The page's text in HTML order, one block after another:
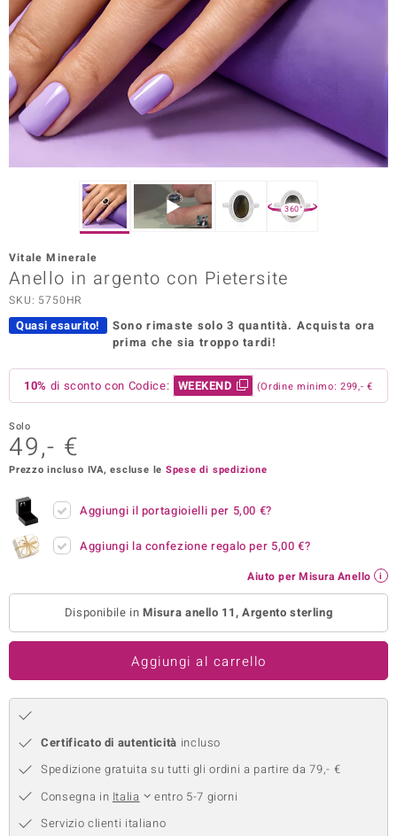
Designs
SELECTION
Paraíso
Collection
360°
Vitale Minerale
Anello in argento con Pietersite
SKU: 5750HR
Quasi esaurito! Sono rimaste solo 3 quantità. Acquista ora
prima che sia troppo tardi!
10% di sconto con Codice: WEEKEND (Ordine minimo: 299,- €
Solo
49,- €
Prezzo incluso IVA, escluse le Spese di spedizione
Aggiungi il portagioielli per 5,00 €?
Aggiungi la confezione regalo per 5,00 €?
Aiuto per Misura Anello
Disponibile inMisura anello 11, Argento sterling
Aggiungi al carrello
Certificato di autenticità incluso
Spedizione gratuita su tutti gli ordini a partire da 79,- €
Consegna in Italia
entro 5-7 giorni
Servizio clienti italiano